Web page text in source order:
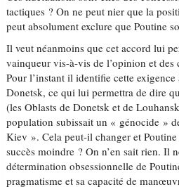
tactiques ? On ne peut nier que la
peut absolument exclure que Poutine
Il veut néanmoins que cet accord lui
vainqueur vis-à-vis de l’opinion et des
Pour l’instant il identifie cette
Donetsk, ce qui lui permettra de dire
(les Oblasts de Donetsk et de
population subissait un « génocide »
Kiev ». Cela peut-il changer et
succès moindre ? On n’en sait rien. Il
détermination obsessionnelle de
pragmatisme et sa capacité de